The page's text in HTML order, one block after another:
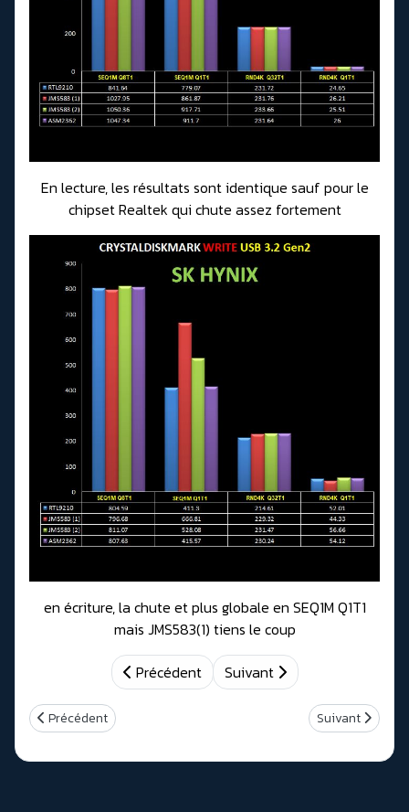
En lecture, les résultats sont identique sauf pour le
chipset Realtek qui chute assez fortement
en écriture, la chute et plus globale en SEQ1M Q1T1
mais JMS583(1) tiens le coup
Précédent
Suivant
Article précédent : Comparatif 8 Boitiers Externes NVMe/USB
Précédent Article suivant
Suivant